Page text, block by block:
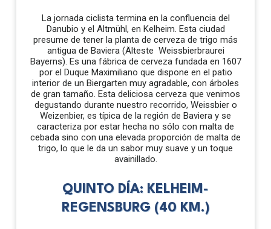
La jornada ciclista termina en la confluencia del
Danubio y el Altmühl, en Kelheim. Esta ciudad
presume de tener la planta de cerveza de trigo más
antigua de Baviera (Älteste Weissbierbraurei
Bayerns). Es una fábrica de cerveza fundada en 1607
por el Duque Maximiliano que dispone en el patio
interior de un Biergarten muy agradable, con árboles
de gran tamaño. Esta deliciosa cerveza que venimos
degustando durante nuestro recorrido, Weissbier o
Weizenbier, es típica de la región de Baviera y se
caracteriza por estar hecha no sólo con malta de
cebada sino con una elevada proporción de malta de
trigo, lo que le da un sabor muy suave y un toque
avainillado.
QUINTO DÍA: KELHEIM-
REGENSBURG (40 KM.)